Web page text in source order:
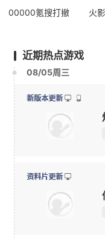
00000氪搜打撤 火
《Apex英雄》S30爆
《炉石传说》版本更
《完美世界：诸神之
《三角洲行动》夏季
绅士日报：冷门国产
近期热点游戏
08/06周四
新版本更新
新版本更新